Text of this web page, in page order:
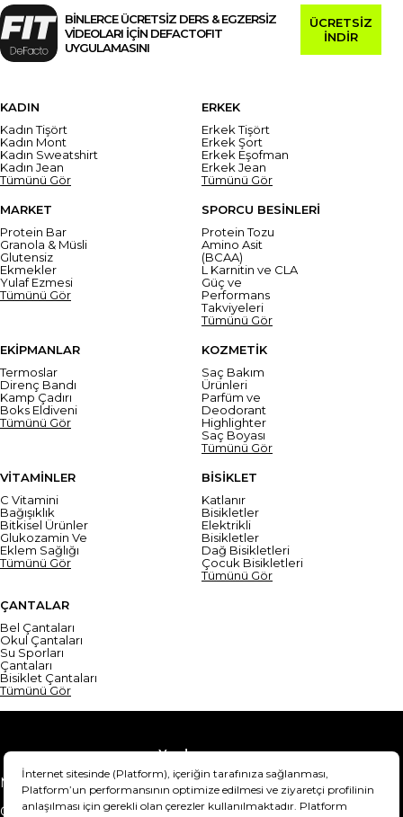
BİNLERCE ÜCRETSİZ DERS & EGZERSİZ
VİDEOLARI İÇİN DEFACTOFIT
UYGULAMASINI
ÜCRETSİZ
İNDİR
KADIN
Kadın Tişört
Kadın Mont
Kadın Sweatshirt
Kadın Jean
Tümünü Gör
ERKEK
Erkek Tişört
Erkek Şort
Erkek Eşofman
Erkek Jean
Tümünü Gör
MARKET
Protein Bar
Granola & Müsli
Glutensiz
Ekmekler
Yulaf Ezmesi
Tümünü Gör
SPORCU BESİNLERİ
Protein Tozu
Amino Asit
(BCAA)
L Karnitin ve CLA
Güç ve
Performans
Takviyeleri
Tümünü Gör
EKİPMANLAR
Termoslar
Direnç Bandı
Kamp Çadırı
Boks Eldiveni
Tümünü Gör
KOZMETİK
Saç Bakım
Ürünleri
Parfüm ve
Deodorant
Highlighter
Saç Boyası
Tümünü Gör
VİTAMİNLER
C Vitamini
Bağışıklık
Bitkisel Ürünler
Glukozamin Ve
Eklem Sağlığı
Tümünü Gör
BİSİKLET
Katlanır
Bisikletler
Elektrikli
Bisikletler
Dağ Bisikletleri
Çocuk Bisikletleri
Tümünü Gör
ÇANTALAR
Bel Çantaları
Okul Çantaları
Su Sporları
Çantaları
Bisiklet Çantaları
Tümünü Gör
Yardım
Mesafeli Satış Sözleşmesi
Teslimat Bilgisi
Gizlilik Sözleşmesi
Şartlar & Koşullar